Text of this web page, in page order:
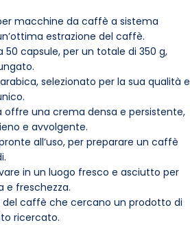
macchine da caffè a sistema
estrazione del caffè.
50 capsule, per un totale di 350 g,
selezionato per la sua qualità e
offre una crema densa e persistente,
e avvolgente.
all’uso, per preparare un caffè
in un luogo fresco e asciutto per
freschezza.
del caffè che cercano un prodotto di
ricercato.